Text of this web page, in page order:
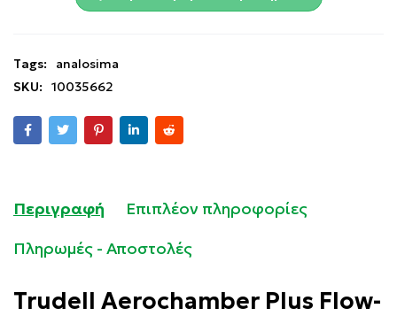
Tags:
analosima
SKU:
10035662
Περιγραφή
Επιπλέον πληροφορίες
Πληρωμές - Αποστολές
Trudell Aerochamber Plus Flow-